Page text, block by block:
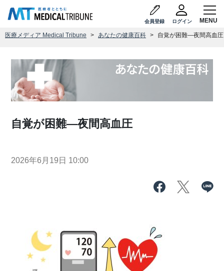
会員登録 ログイン
医療メディア Medical Tribune あなたの健康百科 自覚が困難―夜間高血圧
自覚が困難―夜間高血圧
2026年6月19日 10:00